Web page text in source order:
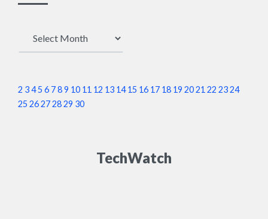
TechWatch
2 345 6 789 10 11 12 13 14 15 16 17 18 19 2021 22 2324
25 26272829 30